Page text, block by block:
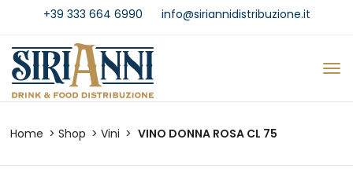
+39 333 664 6990 info@siriannidistribuzione.it
Home Shop Vini VINO DONNA ROSA CL 75